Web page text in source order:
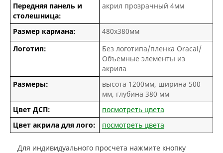
Передняя панель и
столешница:
акрил прозрачный 4мм
Размер кармана:
480х380мм
Логотип:
Без логотипа/пленка Oracal/
Объемные элементы из
акрила
Размеры:
высота 1200мм, ширина 500
мм, глубина 380 мм
Цвет ДСП:
посмотреть цвета
Цвет акрила для лого:
посмотреть цвета
Для индивидуального просчета нажмите кнопку